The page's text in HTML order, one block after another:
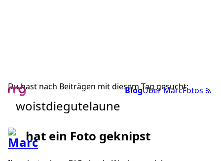
BlogÜber MarcFotos
Du hast nach Beiträgen mit diesem Tag gesucht:
woistdiegutelaune
hat ein Foto geknipst